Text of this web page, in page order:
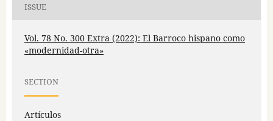
ISSUE
Vol. 78 No. 300 Extra (2022): El Barroco hispano como
«modernidad-otra»
SECTION
Artículos